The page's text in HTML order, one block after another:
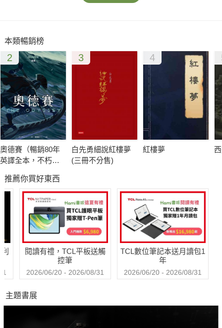
本類暢銷榜
2
奧德賽（暢銷80年
英譯全本，不朽中
3
白先勇細說紅樓夢
(三冊不分售)
4
紅樓夢
推薦你買好東西
閱讀有禮，TCL平板送觸
控筆
2026/06/20 - 2026/08/31
TCL數位筆記本送月讀包1
年
2026/06/20 - 2026/08/31
主題書展